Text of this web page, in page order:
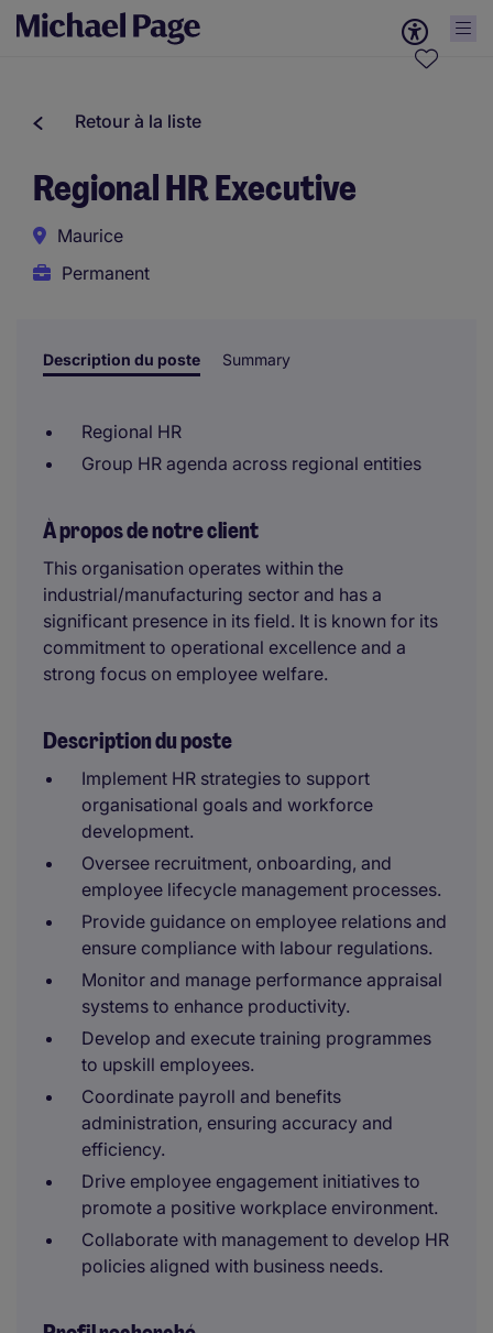
Retour à la liste
Regional HR Executive
Maurice
Permanent
Description du poste Summary
Regional HR
Group HR agenda across regional entities
À propos de notre client
This organisation operates within the
industrial/manufacturing sector and has a
significant presence in its field. It is known for its
commitment to operational excellence and a
strong focus on employee welfare.
Description du poste
Implement HR strategies to support
organisational goals and workforce
development.
Oversee recruitment, onboarding, and
employee lifecycle management processes.
Provide guidance on employee relations and
ensure compliance with labour regulations.
Monitor and manage performance appraisal
systems to enhance productivity.
Develop and execute training programmes
to upskill employees.
Coordinate payroll and benefits
administration, ensuring accuracy and
efficiency.
Drive employee engagement initiatives to
promote a positive workplace environment.
Collaborate with management to develop HR
policies aligned with business needs.